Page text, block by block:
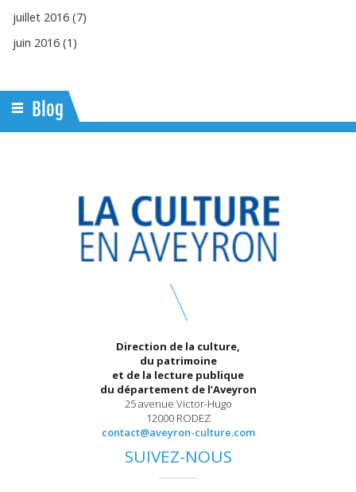
juillet 2016 (7)
juin 2016 (1)
Blog
Direction de la culture,
du patrimoine
et de la lecture publique
du département de l’Aveyron
25 avenue Victor-Hugo
12000 RODEZ
contact@aveyron-culture.com
SUIVEZ-NOUS